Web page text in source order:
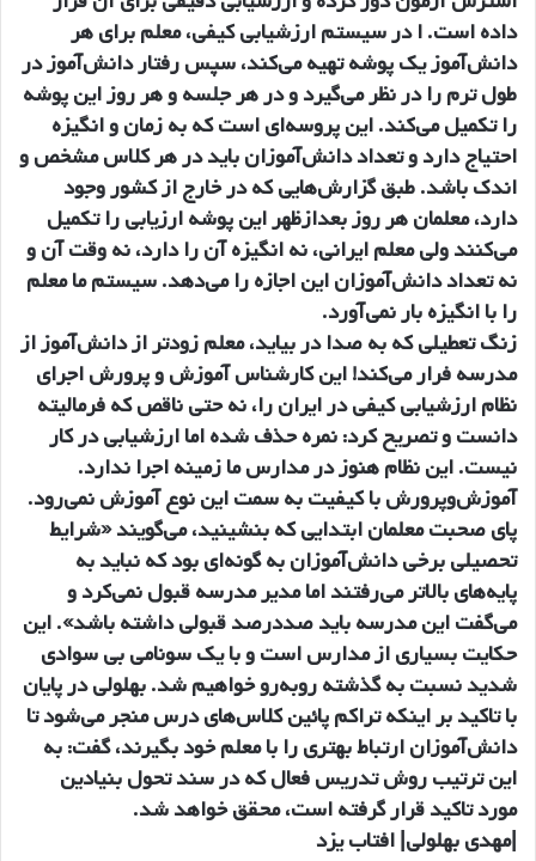
داده است. ا در سیستم ارزشیابی کیفی، معلم برای هر
دانش‌آموز یک پوشه تهیه می‌کند، سپس رفتار دانش‌آموز در
طول ترم را در نظر می‌گیرد و در هر جلسه و هر روز این پوشه
را تکمیل می‌کند. این پروسه‌ای است که به زمان و انگیزه
احتیاج دارد و تعداد دانش‌آموزان باید در هر کلاس مشخص و
اندک باشد. طبق گزارش‌هایی که در خارج از کشور وجود
دارد، معلمان هر روز بعدازظهر این پوشه ارزیابی را تکمیل
می‌کنند ولی معلم ایرانی، نه انگیزه آن را دارد، نه وقت آن و
نه تعداد دانش‌آموزان این اجازه را می‌دهد. سیستم ما معلم
را با انگیزه بار نمی‌آورد.
زنگ تعطیلی که به صدا در بیاید، معلم زودتر از دانش‌آموز از
مدرسه فرار می‌کند! این کارشناس آموزش و پرورش اجرای
نظام ارزشیابی کیفی در ایران را، نه حتی ناقص که فرمالیته
دانست و تصریح کرد: نمره حذف شده اما ارزشیابی در کار
نیست. این نظام هنوز در مدارس ما زمینه اجرا ندارد.
آموزش‌وپرورش با کیفیت به سمت این نوع آموزش نمی‌رود.
پای صحبت معلمان ابتدایی که بنشینید، می‌گویند «شرایط
تحصیلی برخی دانش‌آموزان به گونه‌ای بود که نباید به
پایه‌های بالاتر می‌رفتند اما مدیر مدرسه قبول نمی‌کرد و
می‌گفت این مدرسه باید صددرصد قبولی داشته باشد». این
حکایت بسیاری از مدارس است و با یک سونامی بی سوادی
شدید نسبت به گذشته روبه‌رو خواهیم شد. بهلولی در پایان
با تاکید بر اینکه تراکم پائین کلاس‌های درس منجر می‌شود تا
دانش‌آموزان ارتباط بهتری را با معلم خود بگیرند، گفت: به
این ترتیب روش تدریس فعال که در سند تحول بنیادین
مورد تاکید قرار گرفته است، محقق خواهد شد.
|مهدی بهلولی| افتاب یزد